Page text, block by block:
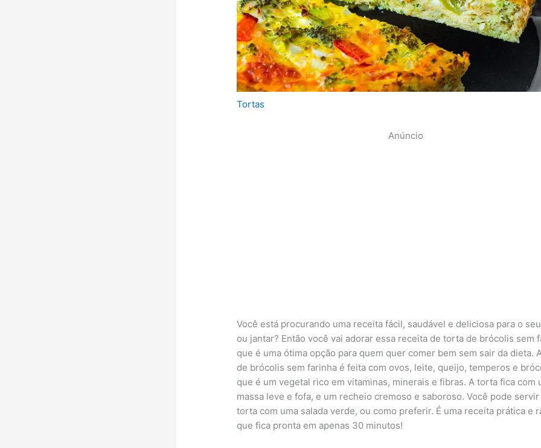
Tortas
Anúncio
Você está procurando uma receita fácil, saudável e deliciosa para o
ou jantar? Então você vai adorar essa receita de torta de brócolis sem
que é uma ótima opção para quem quer comer bem sem sair da dieta.
de brócolis sem farinha é feita com ovos, leite, queijo, temperos e
que é um vegetal rico em vitaminas, minerais e fibras. A torta fica com
massa leve e fofa, e um recheio cremoso e saboroso. Você pode servir
torta com uma salada verde, ou como preferir. É uma receita prática e
que fica pronta em apenas 30 minutos!